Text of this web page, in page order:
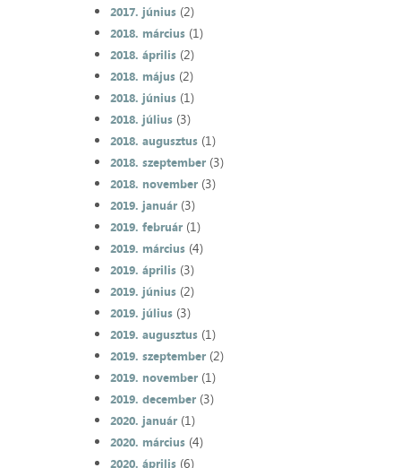
2017. június(2)
2018. március(1)
2018. április(2)
2018. május(2)
2018. június(1)
2018. július(3)
2018. augusztus(1)
2018. szeptember(3)
2018. november(3)
2019. január(3)
2019. február(1)
2019. március(4)
2019. április(3)
2019. június(2)
2019. július(3)
2019. augusztus(1)
2019. szeptember(2)
2019. november(1)
2019. december(3)
2020. január(1)
2020. március(4)
2020. április(6)